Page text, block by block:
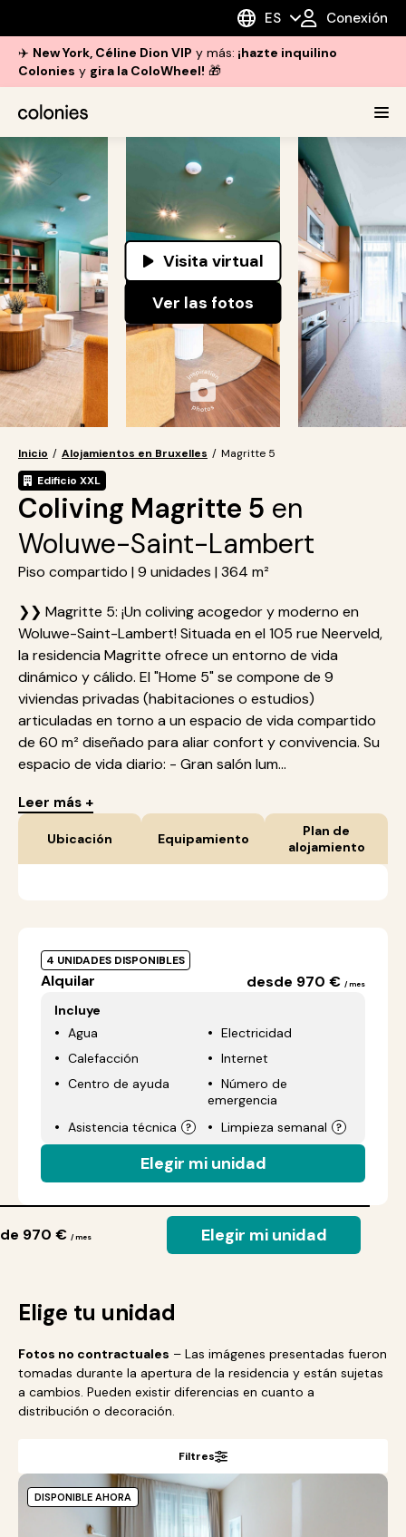
ES Conexión
✈️ New York, Céline Dion VIP y más: ¡hazte inquilino
Colonies y gira la ColoWheel! 🎁
Visita virtual
Ver las fotos
Inicio / Alojamientos en Bruxelles / Magritte 5
Edificio XXL
Coliving Magritte 5 en
Woluwe-Saint-Lambert
Piso compartido | 9 unidades | 364 m²
❯❯ Magritte 5: ¡Un coliving acogedor y moderno en
Woluwe-Saint-Lambert! Situada en el 105 rue Neerveld,
la residencia Magritte ofrece un entorno de vida
dinámico y cálido. El "Home 5" se compone de 9
viviendas privadas (habitaciones o estudios)
articuladas en torno a un espacio de vida compartido
de 60 m² diseñado para aliar confort y convivencia. Su
espacio de vida diario: - Gran salón lum...
Leer más +
Ubicación Equipamiento
Plan de
alojamiento
4 UNIDADES DISPONIBLES
Alquilar desde 970 € / mes
Incluye
Agua
Electricidad
Calefacción
Internet
Centro de ayuda
Número de
emergencia
Asistencia técnica
Limpieza semanal
Elegir mi unidad
970 € / mes Elegir mi unidad
Elige tu unidad
Fotos no contractuales – Las imágenes presentadas fueron
tomadas durante la apertura de la residencia y están sujetas
a cambios. Pueden existir diferencias en cuanto a
distribución o decoración.
Filtres
DISPONIBLE AHORA